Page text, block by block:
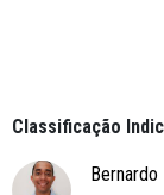
Classificação
Bernardo